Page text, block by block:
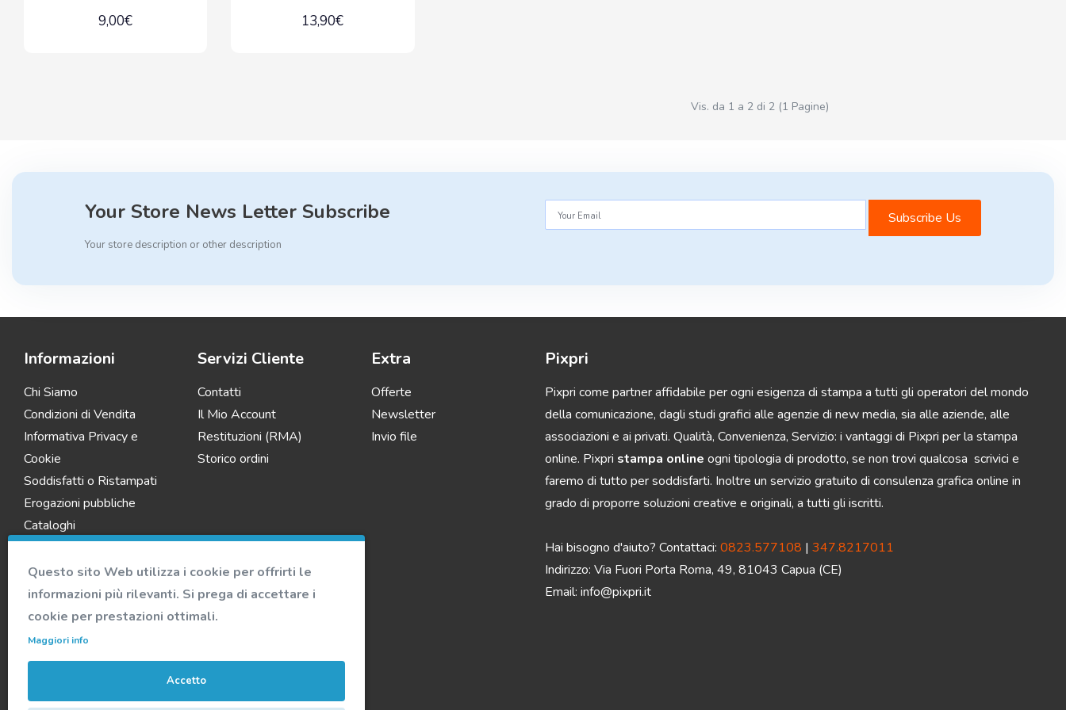
Questo sito Web utilizza i cookie per offrirti le
informazioni più rilevanti. Si prega di accettare i
cookie per prestazioni ottimali.
Maggiori info
Accetto
9,00€ 13,90€
Vis. da 1 a 2 di 2 (1 Pagine)
Your Store News Letter Subscribe
Your store description or other description
Subscribe Us
Informazioni
Chi Siamo
Condizioni di Vendita
Informativa Privacy e
Cookie
Soddisfatti o Ristampati
Erogazioni pubbliche
Cataloghi
Servizi Cliente
Contatti
Il Mio Account
Restituzioni (RMA)
Storico ordini
Extra
Offerte
Newsletter
Invio file
Pixpri
Pixpri come partner affidabile per ogni esigenza di stampa a tutti gli operatori del mondo
della comunicazione, dagli studi grafici alle agenzie di new media, sia alle aziende, alle
associazioni e ai privati. Qualità, Convenienza, Servizio: i vantaggi di Pixpri per la stampa
online. Pixpri stampa online ogni tipologia di prodotto, se non trovi qualcosa scrivici e
faremo di tutto per soddisfarti. Inoltre un servizio gratuito di consulenza grafica online in
grado di proporre soluzioni creative e originali, a tutti gli iscritti.
Hai bisogno d'aiuto? Contattaci: 0823.577108 | 347.8217011
Indirizzo: Via Fuori Porta Roma, 49, 81043 Capua (CE)
Email: info@pixpri.it